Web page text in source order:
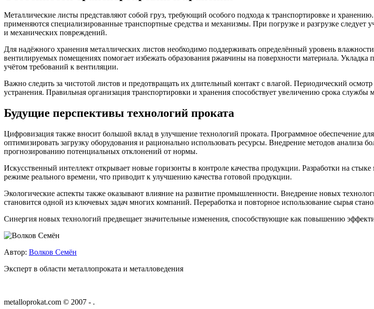
Металлические листы представляют собой груз, требующий особого подхода к транспортировке и
применяются специализированные транспортные средства и механизмы. При погрузке и разгрузке следует
и механических повреждений.
Для надёжного хранения металлических листов необходимо поддерживать определённый уровень
вентилируемых помещениях помогает избежать образования ржавчины на поверхности материала.
учётом требований к вентиляции.
Важно следить за чистотой листов и предотвращать их длительный контакт с влагой. Периодический
устранения. Правильная организация транспортировки и хранения способствует увеличению срока
Будущие перспективы технологий проката
Цифровизация также вносит большой вклад в улучшение технологий проката. Программное обеспечение
оптимизировать загрузку оборудования и рационально использовать ресурсы. Внедрение методов
прогнозированию потенциальных отклонений от нормы.
Искусственный интеллект открывает новые горизонты в контроле качества продукции. Разработки на
режиме реального времени, что приводит к улучшению качества готовой продукции.
Экологические аспекты также оказывают влияние на развитие промышленности. Внедрение новых
становится одной из ключевых задач многих компаний. Переработка и повторное использование сырья
Синергия новых технологий предвещает значительные изменения, способствующие как повышению
Автор: Волков Семён
Эксперт в области металлопроката и металловедения
metalloprokat.com © 2007 - .